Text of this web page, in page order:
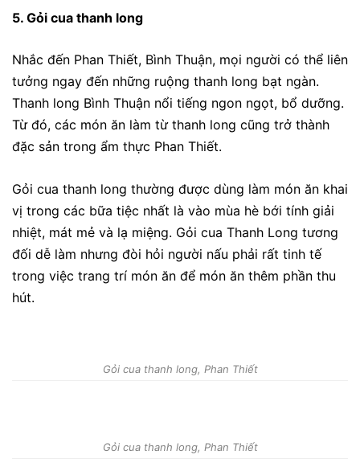
5. Gỏi cua thanh long
Nhắc đến Phan Thiết, Bình Thuận, mọi người có thể liên
tưởng ngay đến những ruộng thanh long bạt ngàn.
Thanh long Bình Thuận nổi tiếng ngon ngọt, bổ dưỡng.
Từ đó, các món ăn làm từ thanh long cũng trở thành
đặc sản trong ẩm thực Phan Thiết.
Gỏi cua thanh long thường được dùng làm món ăn khai
vị trong các bữa tiệc nhất là vào mùa hè bới tính giải
nhiệt, mát mẻ và lạ miệng. Gỏi cua Thanh Long tương
đối dễ làm nhưng đòi hỏi người nấu phải rất tinh tế
trong việc trang trí món ăn để món ăn thêm phần thu
hút.
Gỏi cua thanh long, Phan Thiết
Gỏi cua thanh long, Phan Thiết